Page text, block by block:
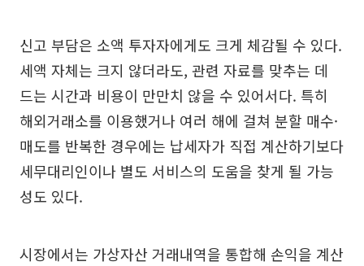
신고 부담은 소액 투자자에게도 크게 체감될 수 있다.
세액 자체는 크지 않더라도, 관련 자료를 맞추는 데
드는 시간과 비용이 만만치 않을 수 있어서다. 특히
해외거래소를 이용했거나 여러 해에 걸쳐 분할 매수·
매도를 반복한 경우에는 납세자가 직접 계산하기보다
세무대리인이나 별도 서비스의 도움을 찾게 될 가능
성도 있다.
시장에서는 가상자산 거래내역을 통합해 손익을 계산